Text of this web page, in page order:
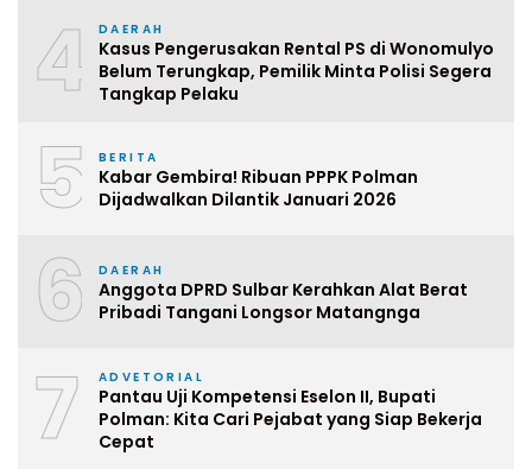
4 DAERAH
Kasus Pengerusakan Rental PS di Wonomulyo
Belum Terungkap, Pemilik Minta Polisi Segera
Tangkap Pelaku
5 BERITA
Kabar Gembira! Ribuan PPPK Polman
Dijadwalkan Dilantik Januari 2026
6 DAERAH
Anggota DPRD Sulbar Kerahkan Alat Berat
Pribadi Tangani Longsor Matangnga
7 ADVETORIAL
Pantau Uji Kompetensi Eselon II, Bupati
Polman: Kita Cari Pejabat yang Siap Bekerja
Cepat